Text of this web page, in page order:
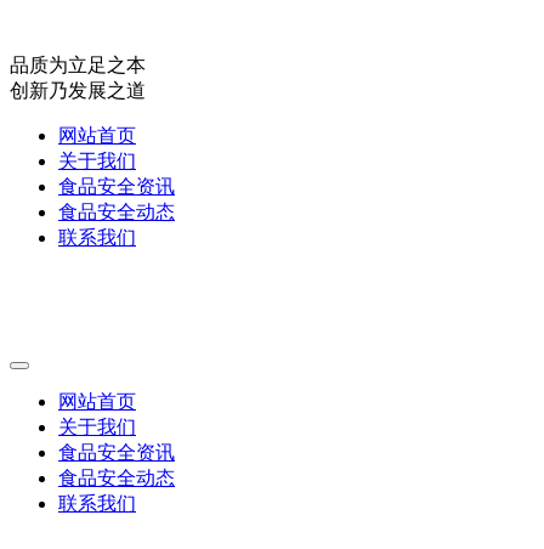
品质为立足之本
创新乃发展之道
网站首页
关于我们
食品安全资讯
食品安全动态
联系我们
网站首页
关于我们
食品安全资讯
食品安全动态
联系我们